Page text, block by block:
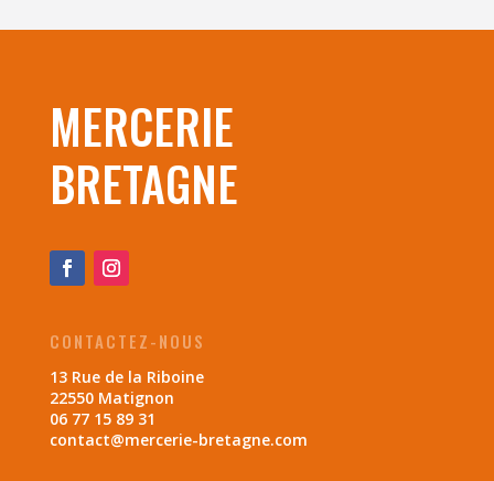
MERCERIE
BRETAGNE
CONTACTEZ-NOUS
13 Rue de la Riboine
22550 Matignon
06 77 15 89 31
contact@mercerie-bretagne.com